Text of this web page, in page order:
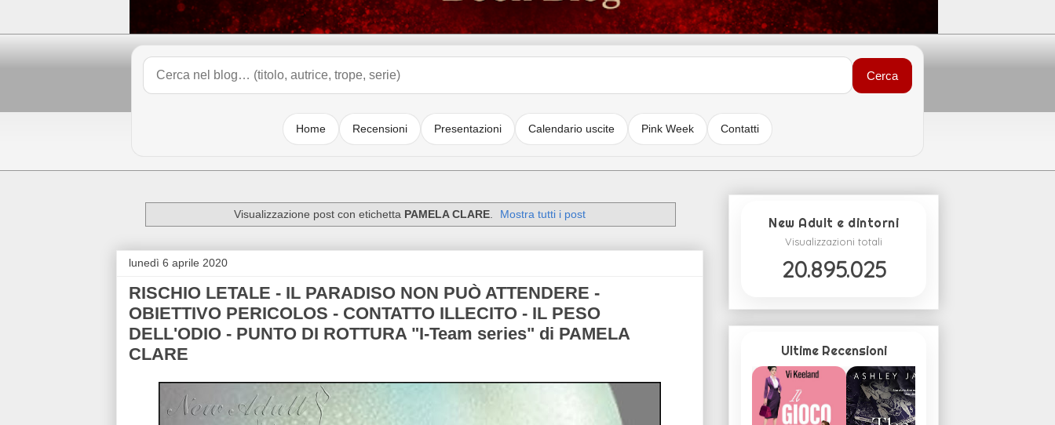
Cerca
Home Recensioni Presentazioni Calendario uscite Pink Week Contatti
Visualizzazione post con etichetta PAMELA CLARE. Mostra tutti i post
lunedì 6 aprile 2020
RISCHIO LETALE - IL PARADISO NON PUÒ ATTENDERE -
OBIETTIVO PERICOLOS - CONTATTO ILLECITO - IL PESO
DELL'ODIO - PUNTO DI ROTTURA "I-Team series" di PAMELA
CLARE
New Adult e dintorni
Visualizzazioni totali
20.895.025
Ultime Recensioni